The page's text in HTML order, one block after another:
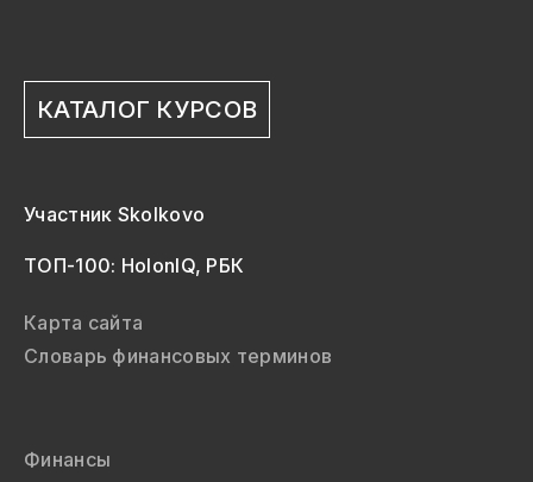
КАТАЛОГ КУРСОВ
Участник Skolkovo
ТОП-100: HolonIQ, РБК
Карта сайта
Словарь финансовых терминов
Финансы